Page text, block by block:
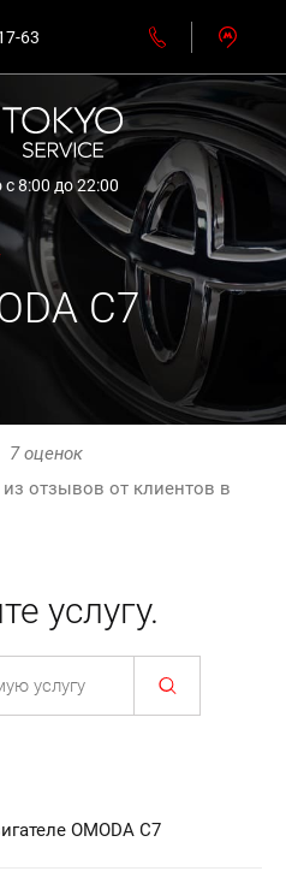
63
8:00 до 22:00
C7
7оценок
из отзывов от клиентов в
услугу.
OMODA C7